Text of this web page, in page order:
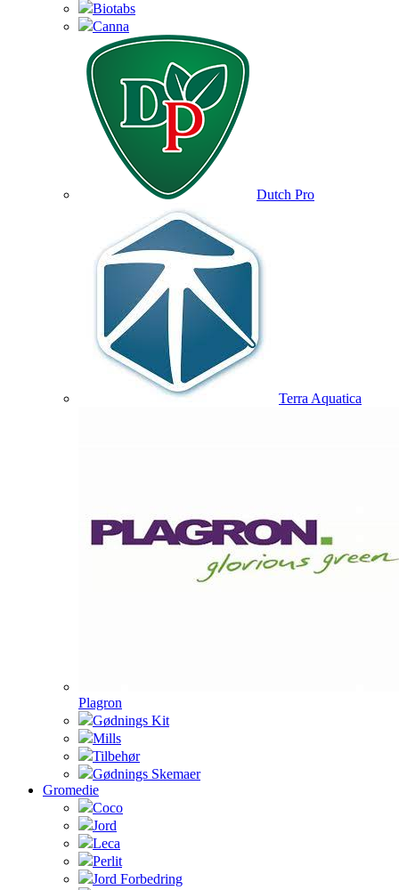
Biotabs
Canna
Dutch Pro
Terra Aquatica
Plagron
Gødnings Kit
Mills
Tilbehør
Gødnings Skemaer
Gromedie
Coco
Jord
Leca
Perlit
Jord Forbedring